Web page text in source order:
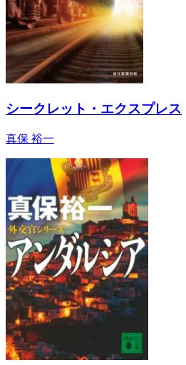
シークレット・エクスプレス
真保 裕一